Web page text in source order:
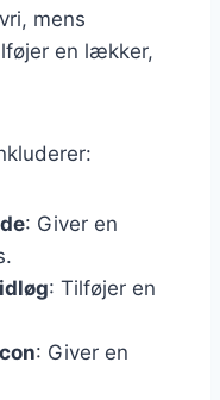
mens
en lækker,
: Giver en
: Tilføjer en
: Giver en